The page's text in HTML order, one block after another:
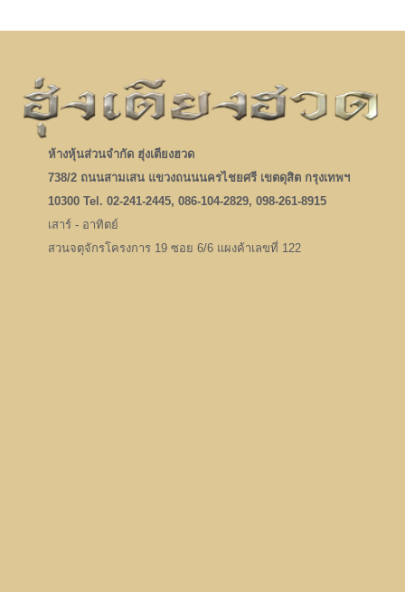
ห้างหุ้นส่วนจำกัด ฮุ่งเตียงฮวด
738/2 ถนนสามเสน แขวงถนนนครไชยศรี เขตดุสิต กรุงเทพฯ
10300 Tel. 02-241-2445, 086-104-2829, 098-261-8915
เสาร์ - อาทิตย์
สวนจตุจักรโครงการ 19 ซอย 6/6 แผงค้าเลขที่ 122